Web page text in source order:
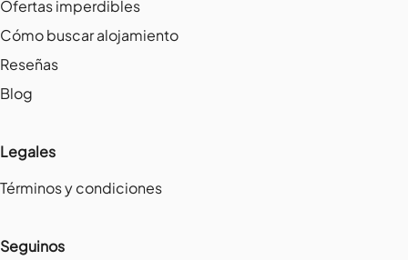
Ofertas imperdibles
Cómo buscar alojamiento
Reseñas
Blog
Legales
Términos y condiciones
Seguinos